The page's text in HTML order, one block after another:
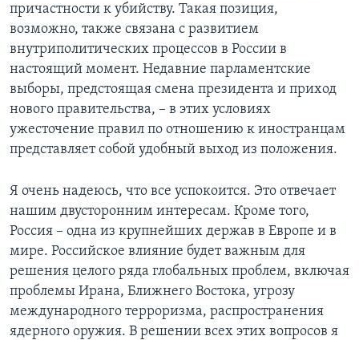
причастности к убийству. Такая позиция,
возможно, также связана с развитием
внутриполитических процессов в России в
настоящий момент. Недавние парламентские
выборы, предстоящая смена президента и приход
нового правительства, – в этих условиях
ужесточение правил по отношению к иностранцам
представляет собой удобный выход из положения.
Я очень надеюсь, что все успокоится. Это отвечает
нашим двусторонним интересам. Кроме того,
Россия – одна из крупнейших держав в Европе и в
мире. Российское влияние будет важным для
решения целого ряда глобальных проблем, включая
проблемы Ирана, Ближнего Востока, угрозу
международного терроризма, распространения
ядерного оружия. В решении всех этих вопросов я